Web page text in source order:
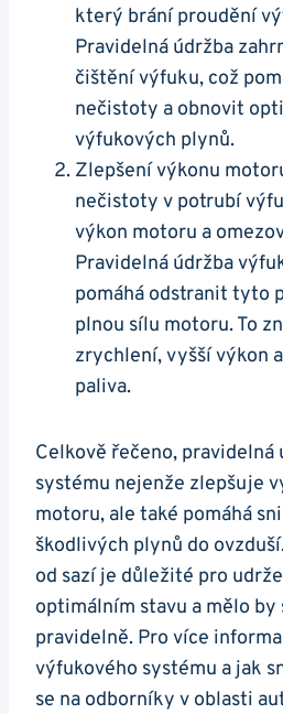
který ⁢brání proudění‌
Pravidelná ‍údržba
čištění výfuku, což
nečistoty a obnovit
výfukových plynů.
Zlepšení výkonu‍
nečistoty v potrubí
výkon motoru a
Pravidelná údržba
pomáhá odstranit tyto
plnou sílu motoru.⁣ To
zrychlení,⁣ vyšší​ výkon
paliva.
Celkově řečeno, pravidelná
systému nejenže zlepšuje⁤
motoru, ale také ‍pomáhá
škodlivých‍ plynů do
od sazí je⁢ důležité pro
⁢optimálním stavu a mělo by
pravidelně. Pro více
výfukového systému a jak
se na odborníky v oblasti